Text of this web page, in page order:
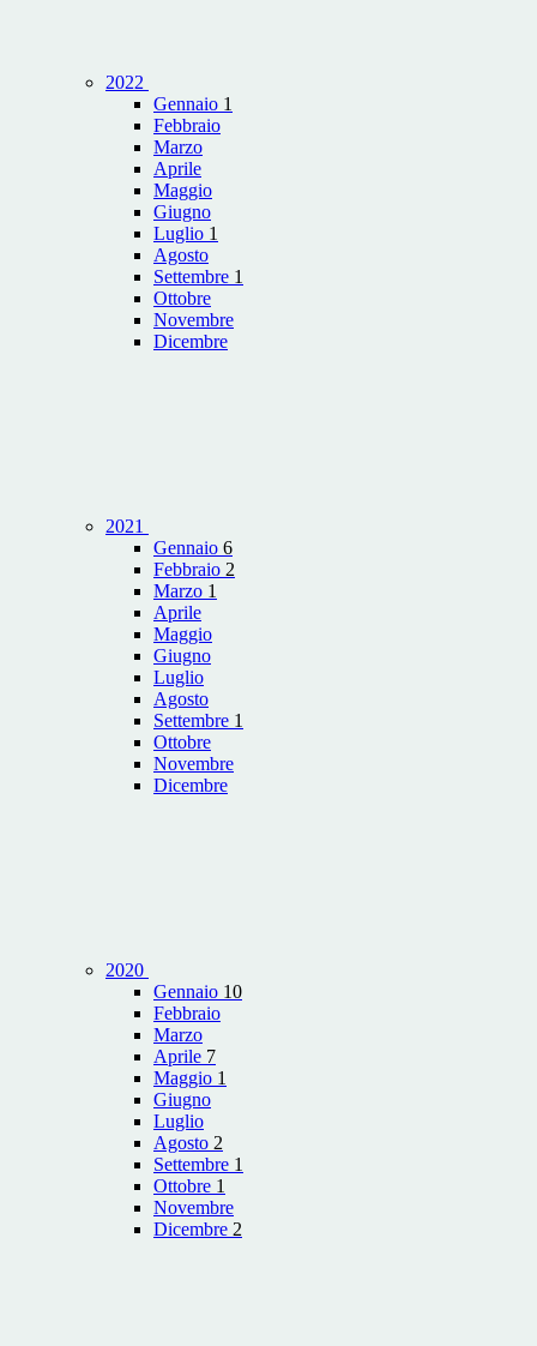
2022
Gennaio 1
Febbraio
Marzo
Aprile
Maggio
Giugno
Luglio 1
Agosto
Settembre 1
Ottobre
Novembre
Dicembre
2021
Gennaio 6
Febbraio 2
Marzo 1
Aprile
Maggio
Giugno
Luglio
Agosto
Settembre 1
Ottobre
Novembre
Dicembre
2020
Gennaio 10
Febbraio
Marzo
Aprile 7
Maggio 1
Giugno
Luglio
Agosto 2
Settembre 1
Ottobre 1
Novembre
Dicembre 2